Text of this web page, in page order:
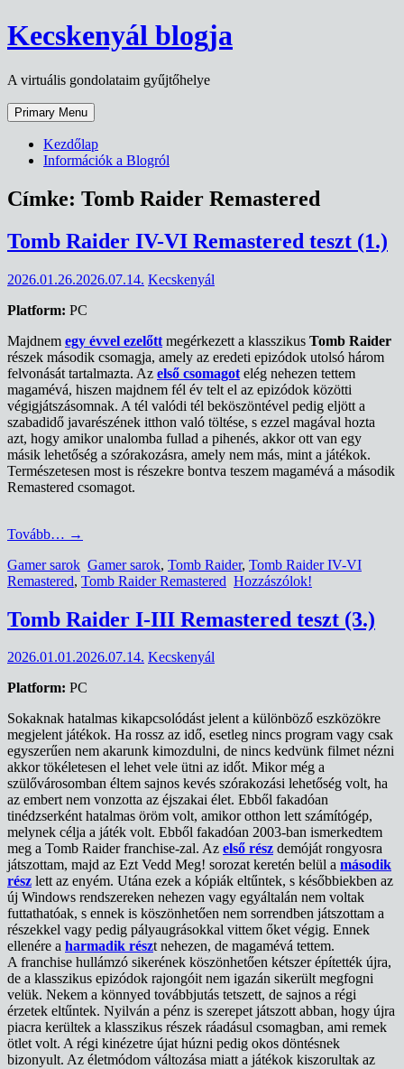
Skip
to
Kecskenyál blogja
A virtuális gondolataim gyűjtőhelye
Primary Menu
Kezdőlap
Információk a Blogról
Címke: Tomb Raider Remastered
Tomb Raider IV-VI Remastered teszt (1.)
2026.01.26.2026.07.14. Kecskenyál
Platform: PC
Majdnem egy évvel ezelőtt megérkezett a klasszikus Tomb Raider
részek második csomagja, amely az eredeti epizódok utolsó három
felvonását tartalmazta. Az első csomagot elég nehezen tettem
magamévá, hiszen majdnem fél év telt el az epizódok közötti
végigjátszásomnak. A tél valódi tél beköszöntével pedig eljött a
szabadidő javarészének itthon való töltése, s ezzel magával hozta
azt, hogy amikor unalomba fullad a pihenés, akkor ott van egy
másik lehetőség a szórakozásra, amely nem más, mint a játékok.
Természetesen most is részekre bontva teszem magamévá a második
Remastered csomagot.
Tovább… →
Gamer sarok Gamer sarok, Tomb Raider, Tomb Raider IV-VI
Remastered, Tomb Raider Remastered Hozzászólok!
Tomb Raider I-III Remastered teszt (3.)
2026.01.01.2026.07.14. Kecskenyál
Platform: PC
Sokaknak hatalmas kikapcsolódást jelent a különböző eszközökre
megjelent játékok. Ha rossz az idő, esetleg nincs program vagy csak
egyszerűen nem akarunk kimozdulni, de nincs kedvünk filmet nézni
akkor tökéletesen el lehet vele ütni az időt. Mikor még a
szülővárosomban éltem sajnos kevés szórakozási lehetőség volt, ha
az embert nem vonzotta az éjszakai élet. Ebből fakadóan
tinédzserként hatalmas öröm volt, amikor otthon lett számítógép,
melynek célja a játék volt. Ebből fakadóan 2003-ban ismerkedtem
meg a Tomb Raider franchise-zal. Az első rész demóját rongyosra
játszottam, majd az Ezt Vedd Meg! sorozat keretén belül a második
rész lett az enyém. Utána ezek a kópiák eltűntek, s későbbiekben az
új Windows rendszereken nehezen vagy egyáltalán nem voltak
futtathatóak, s ennek is köszönhetően nem sorrendben játszottam a
részekkel vagy pedig pályaugrásokkal vittem őket végig. Ennek
ellenére a harmadik részt nehezen, de magamévá tettem.
A franchise hullámzó sikerének köszönhetően kétszer építették újra,
de a klasszikus epizódok rajongóit nem igazán sikerült megfogni
velük. Nekem a könnyed továbbjutás tetszett, de sajnos a régi
érzetek eltűntek. Nyilván a pénz is szerepet játszott abban, hogy újra
piacra kerültek a klasszikus részek ráadásul csomagban, ami remek
ötlet volt. A régi kinézetre újat húzni pedig okos döntésnek
bizonyult. Az életmódom változása miatt a játékok kiszorultak az